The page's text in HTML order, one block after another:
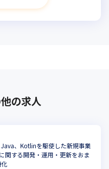
の求人
、Kotlinを駆使した新規事業
関する開発・運用・更新をおま